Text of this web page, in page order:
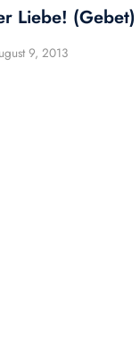
Liebe! (Gebet)
9, 2013